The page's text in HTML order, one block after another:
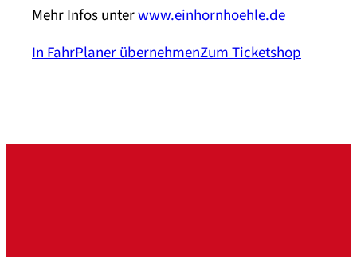
Mehr Infos unterwww.einhornhoehle.de
In FahrPlaner übernehmenZum Ticketshop